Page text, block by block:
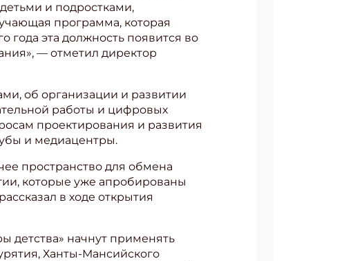
и подростками,
программа, которая
года эта должность появится во
— отметил директор
об организации и развитии
работы и цифровых
проектирования и развития
и медиацентры.
пространство для обмена
которые уже апробированы
в ходе открытия
детства» начнут применять
Ханты-Мансийского